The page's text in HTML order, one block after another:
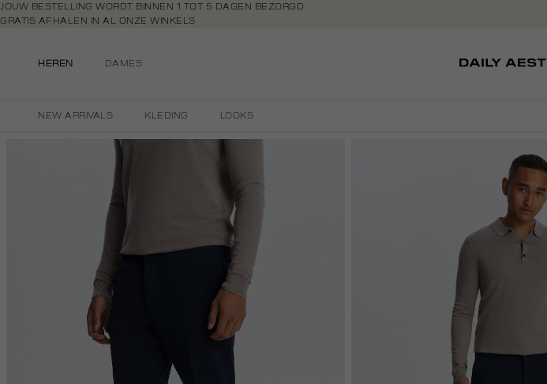
Navigeer
direct naar
Open de
JOUW BESTELLING WORDT BINNEN 1 TOT 5 DAGEN BEZORGD
GRATIS AFHALEN IN AL ONZE WINKELS
HEREN
DAMES
NEW ARRIVALS KLEDING LOOKS